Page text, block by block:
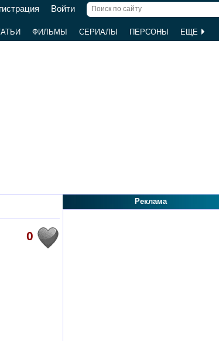
Войти
ФИЛЬМЫ СЕРИАЛЫ ПЕРСОНЫ ЕЩЕ
0
Реклама